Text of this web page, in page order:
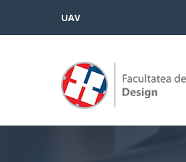
UAV